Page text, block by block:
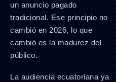
un anuncio pagado
tradicional. Ese principio no
cambió en 2026, lo que
cambió es la madurez del
público.
La audiencia ecuatoriana ya